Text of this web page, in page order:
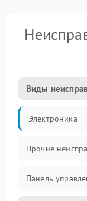
Виды
Электроника
Прочие
Панель